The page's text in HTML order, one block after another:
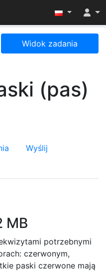
menu
Widok zadania
(pas)
Wyślij
MB
potrzebnymi
czerwonym,
paski czerwone mają